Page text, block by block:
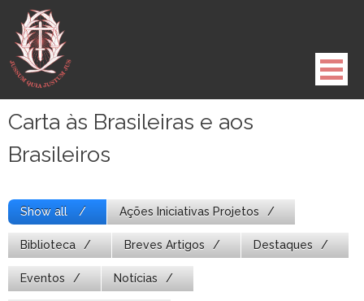
para
conteúdo
Carta às Brasileiras e aos
Brasileiros
Show all Ações Iniciativas Projetos
Biblioteca Breves Artigos Destaques
Eventos Notícias